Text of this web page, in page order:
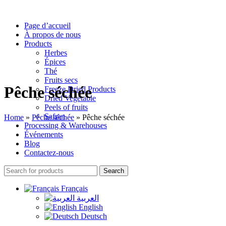
Page d’accueil
À propos de nous
Products
Herbes
Épices
Thé
Fruits secs
Freeze Dried Products
Dried Vegetable
Peels of fruits
Safran
Processing & Warehouses
Événements
Blog
Contactez-nous
Search
Français
العربية
English
Deutsch
Pêche séchée
Home » Pêche séchée » Pêche séchée